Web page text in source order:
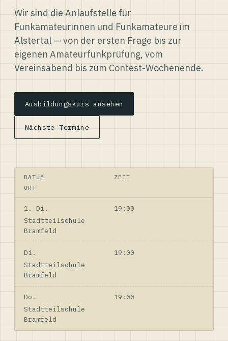
Wir sind die Anlaufstelle für
Funkamateurinnen und Funkamateure im
Alstertal — von der ersten Frage bis zur
eigenen Amateurfunkprüfung, vom
Vereinsabend bis zum Contest-Wochenende.
Ausbildungskurs ansehen
Nächste Termine
DATUM
ZEIT
ORT
1. Di.
19:00
Stadtteilschule
Bramfeld
Di.
19:00
Stadtteilschule
Bramfeld
Do.
19:00
Stadtteilschule
Bramfeld